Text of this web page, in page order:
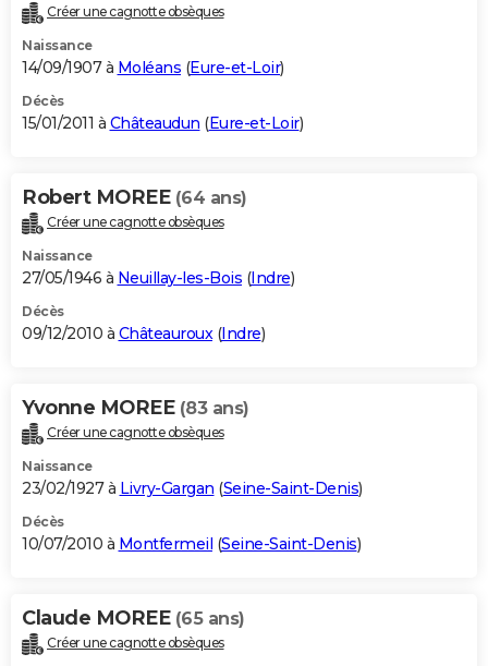
Créer une cagnotte obsèques
Naissance
14/09/1907 à Moléans (Eure-et-Loir)
Décès
15/01/2011 à Châteaudun (Eure-et-Loir)
Robert MOREE (64 ans)
Créer une cagnotte obsèques
Naissance
27/05/1946 à Neuillay-les-Bois (Indre)
Décès
09/12/2010 à Châteauroux(Indre)
Yvonne MOREE (83 ans)
Créer une cagnotte obsèques
Naissance
23/02/1927 à Livry-Gargan (Seine-Saint-Denis)
Décès
10/07/2010 à Montfermeil (Seine-Saint-Denis)
Claude MOREE (65 ans)
Créer une cagnotte obsèques